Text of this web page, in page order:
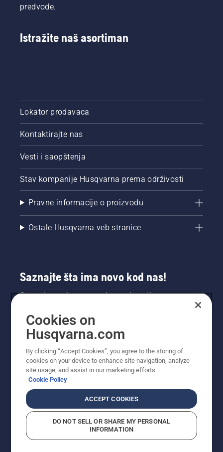
predvode.
Istražite naš asortiman
Lokator prodavaca
Kontaktirajte nas
Vesti i saopštenja
Stav kompanije Husqvarna prema održivosti
Pravne informacije o proizvodu
Ostale Husqvarna veb stranice
Saznajte šta ima novo kod nas!
Saznajte prvi sve o novim proizvodima,
Prijavite se na naš bilten ovde.
Cookies on
Husqvarna.com
By clicking “Accept Cookies”, you agree to the storing of
cookies on your device to enhance site navigation, analyze
site usage, and assist in our marketing efforts.
Cookie Policy
ACCEPT COOKIES
DO NOT SELL OR SHARE MY PERSONAL
INFORMATION